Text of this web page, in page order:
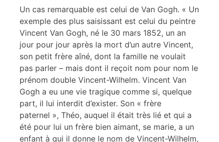
Un cas remarquable est celui de Van Gogh. « Un
exemple des plus saisissant est celui du peintre
Vincent Van Gogh, né le 30 mars 1852, un an
jour pour jour après la mort d’un autre Vincent,
son petit frère aîné, dont la famille ne voulait
pas parler – mais dont il reçoit nom pour nom le
prénom double Vincent-Wilhelm. Vincent Van
Gogh a eu une vie tragique comme si, quelque
part, il lui interdit d’exister. Son « frère
paternel », Théo, auquel il était très lié et qui a
été pour lui un frère bien aimant, se marie, a un
enfant à qui il donne le nom de Vincent-Wilhelm,